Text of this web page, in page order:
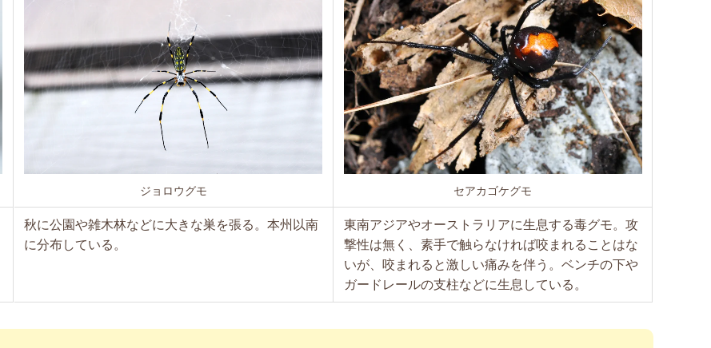
ジョロウグモ
秋に公園や雑木林などに大きな巣を張る。本州以南
に分布している。
セアカゴケグモ
東南アジアやオーストラリアに生息する毒グモ。攻
撃性は無く、素手で触らなければ咬まれることはな
いが、咬まれると激しい痛みを伴う。ベンチの下や
ガードレールの支柱などに生息している。